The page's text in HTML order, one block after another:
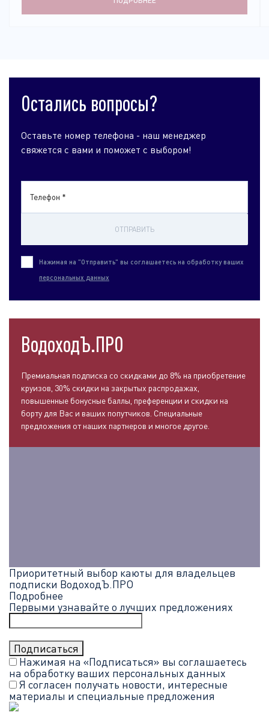
Остались вопросы?
Оставьте номер телефона - наш менеджер
свяжется с вами и поможет с выбором!
Телефон *
ОТПРАВИТЬ
Нажимая на "Отправить" вы соглашаетесь на обработку ваших
персональных данных
ВодоходЪ.ПРО
Премиальная подписка со скидками до 8% на приобретение
круизов, 30% скидки на закрытых распродажах,
повышенные бонусные баллы, преференции и скидки на
борту для Вас и ваших попутчиков. Специальные
предложения от наших партнеров и многое другое.
Приоритетный выбор каюты для владельцев
подписки ВодоходЪ.ПРО
Подробнее
Первыми узнавайте о лучших предложениях
Нажимая на «Подписаться» вы соглашаетесь
на обработку ваших персональных данных
Я согласен получать новости, интересные
материалы и специальные предложения